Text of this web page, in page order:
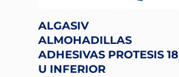
ALGASIV
ALMOHADILLAS
ADHESIVAS PROTESIS 18
U INFERIOR